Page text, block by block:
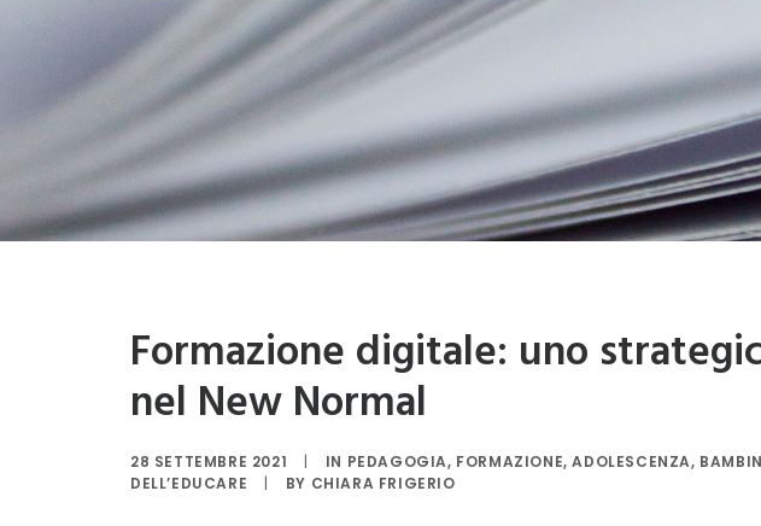
Formazione digitale: uno
nel New Normal
28 SETTEMBRE 2021 | IN PEDAGOGIA, FORMAZIONE,ADOLESCENZA,
DELL’EDUCARE
| BY CHIARA FRIGERIO